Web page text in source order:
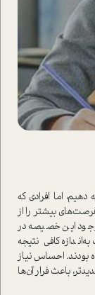
اما افرادی که
بیشتر را از
این خصیصه در
کافی نتیجه
بودند. احساس نیاز
باعث فرار آن‌ها